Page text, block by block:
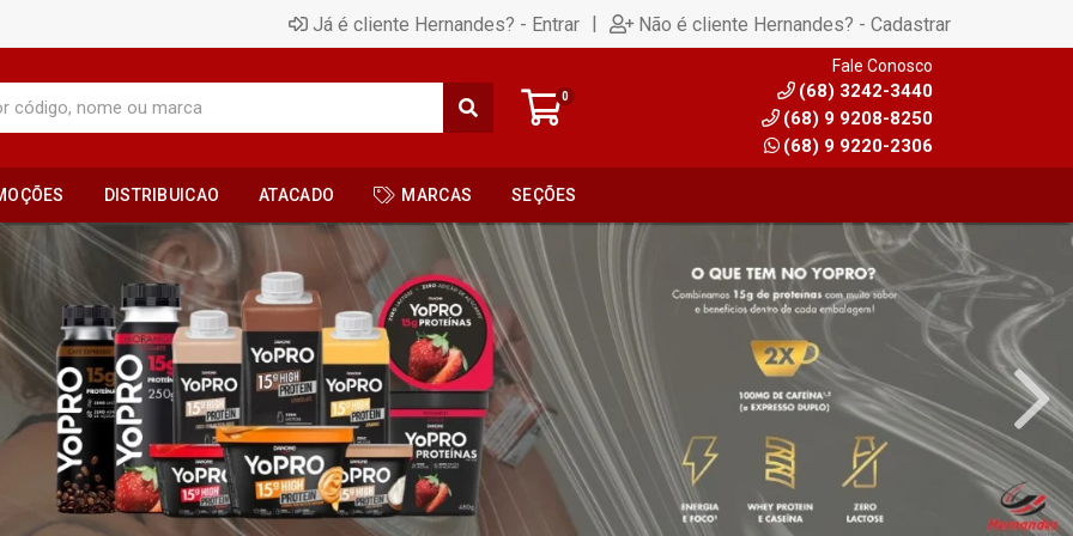
Já é cliente Hernandes? - Entrar | Não é cliente Hernandes? - Cadastrar
0
Fale Conosco
(68) 3242-3440
(68) 9 9208-8250
(68) 9 9220-2306
DISTRIBUICAO ATACADO MARCAS SEÇÕES